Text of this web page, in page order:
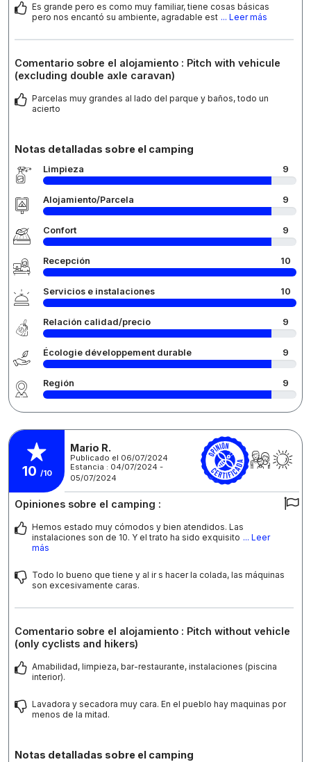
Es grande pero es como muy familiar, tiene cosas básicas
pero nos encantó su ambiente, agradable est ... Leer más
Comentario sobre el alojamiento : Pitch with vehicule
(excluding double axle caravan)
Parcelas muy grandes al lado del parque y baños, todo un
acierto
Notas detalladas sobre el camping
Limpieza 9
Alojamiento/Parcela 9
Confort 9
Recepción 10
Servicios e instalaciones 10
Relación calidad/precio 9
Écologie développement durable 9
Región 9
10 /10
Mario R.
Publicado el 06/07/2024
Estancia : 04/07/2024 -
05/07/2024
Opiniones sobre el camping :
Hemos estado muy cómodos y bien atendidos. Las
instalaciones son de 10. Y el trato ha sido exquisito ... Leer
más
Todo lo bueno que tiene y al ir s hacer la colada, las máquinas
son excesivamente caras.
Comentario sobre el alojamiento : Pitch without vehicle
(only cyclists and hikers)
Amabilidad, limpieza, bar-restaurante, instalaciones (piscina
interior).
Lavadora y secadora muy cara. En el pueblo hay maquinas por
menos de la mitad.
Notas detalladas sobre el camping